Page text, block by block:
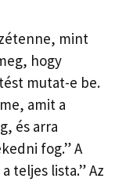
mint
hogy
mutat-e be.
amit a
és arra
fog.” A
teljes lista.” Az